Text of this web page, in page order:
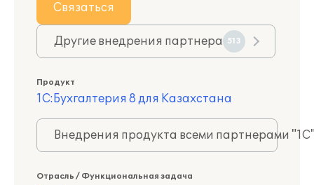
Связаться
Другие внедрения партнера 513
Продукт
1С:Бухгалтерия 8 для Казахстана
Внедрения продукта всеми партнерами
Отрасль / Функциональная задача